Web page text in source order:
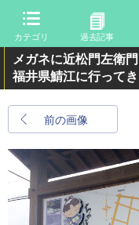
カテゴリ 過去記事
メガネに近松門左衛
福井県鯖江に行ってき
前の画像